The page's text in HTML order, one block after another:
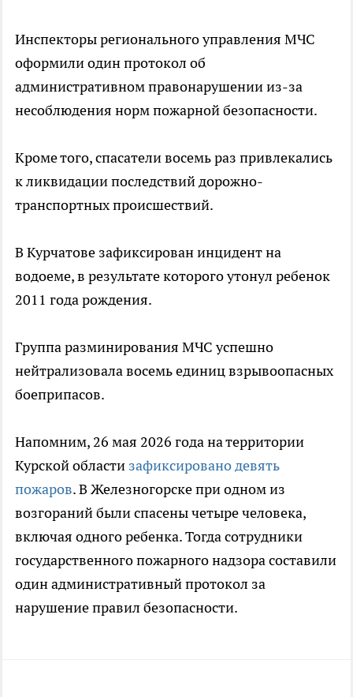
Инспекторы регионального управления МЧС
оформили один протокол об
административном правонарушении из-за
несоблюдения норм пожарной безопасности.
Кроме того, спасатели восемь раз привлекались
к ликвидации последствий дорожно-
транспортных происшествий.
В Курчатове зафиксирован инцидент на
водоеме, в результате которого утонул ребенок
2011 года рождения.
Группа разминирования МЧС успешно
нейтрализовала восемь единиц взрывоопасных
боеприпасов.
Напомним, 26 мая 2026 года на территории
Курской области зафиксировано девять
пожаров. В Железногорске при одном из
возгораний были спасены четыре человека,
включая одного ребенка. Тогда сотрудники
государственного пожарного надзора составили
один административный протокол за
нарушение правил безопасности.